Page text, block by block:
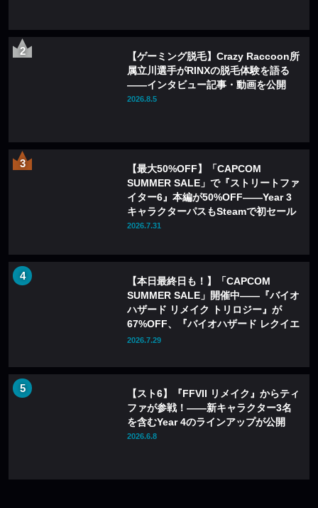
【ゲーミング脱毛】Crazy Raccoon所
属立川選手がRINXの脱毛体験を語る
——インタビュー記事・動画を公開
2026.8.5
【最大50%OFF】「CAPCOM
SUMMER SALE」で『ストリートファ
イター6』本編が50%OFF——Year 3
キャラクターパスもSteamで初セール
2026.7.31
【本日最終日も！】「CAPCOM
SUMMER SALE」開催中——『バイオ
ハザード リメイク トリロジー』が
67%OFF、『バイオハザード レクイエ
ム』も20%OFFに
2026.7.29
【スト6】『FFVII リメイク』からティ
ファが参戦！――新キャラクター3名
を含むYear 4のラインアップが公開
2026.6.8